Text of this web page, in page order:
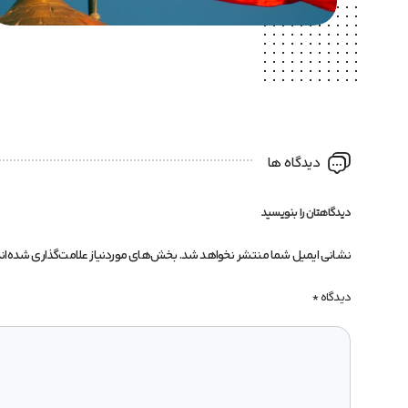
دیدگاه ها
دیدگاهتان را بنویسید
نشانی ایمیل شما منتشر نخواهد شد.بخش‌های موردنیاز علامت‌گذاری
دیدگاه*